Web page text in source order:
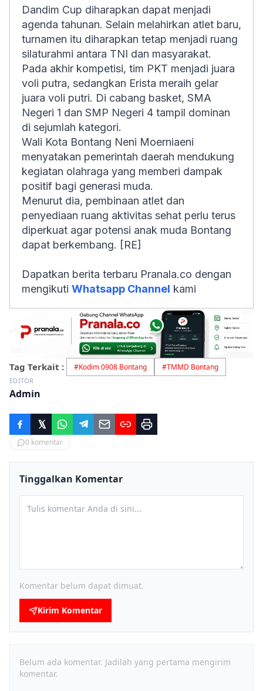
Dandim Cup diharapkan dapat menjadi
agenda tahunan. Selain melahirkan atlet baru,
turnamen itu diharapkan tetap menjadi ruang
silaturahmi antara TNI dan masyarakat.
Pada akhir kompetisi, tim PKT menjadi juara
voli putra, sedangkan Erista meraih gelar
juara voli putri. Di cabang basket, SMA
Negeri 1 dan SMP Negeri 4 tampil dominan
di sejumlah kategori.
Wali Kota Bontang Neni Moerniaeni
menyatakan pemerintah daerah mendukung
kegiatan olahraga yang memberi dampak
positif bagi generasi muda.
Menurut dia, pembinaan atlet dan
penyediaan ruang aktivitas sehat perlu terus
diperkuat agar potensi anak muda Bontang
dapat berkembang. [RE]
Dapatkan berita terbaru Pranala.co dengan
mengikuti Whatsapp Channel kami
Tag Terkait : #Kodim 0908 Bontang #TMMD Bontang
EDITOR
Admin
0 komentar
Tinggalkan Komentar
Komentar belum dapat dimuat.
Kirim Komentar
Belum ada komentar. Jadilah yang pertama mengirim
komentar.